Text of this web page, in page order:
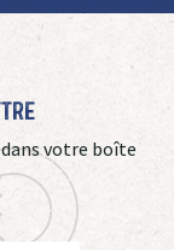
dans votre boîte